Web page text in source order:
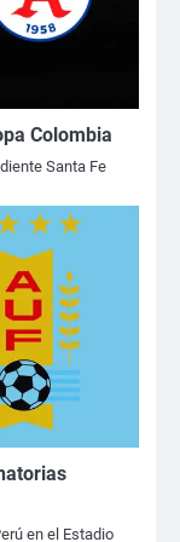
Colombia
Santa Fe
en el Estadio